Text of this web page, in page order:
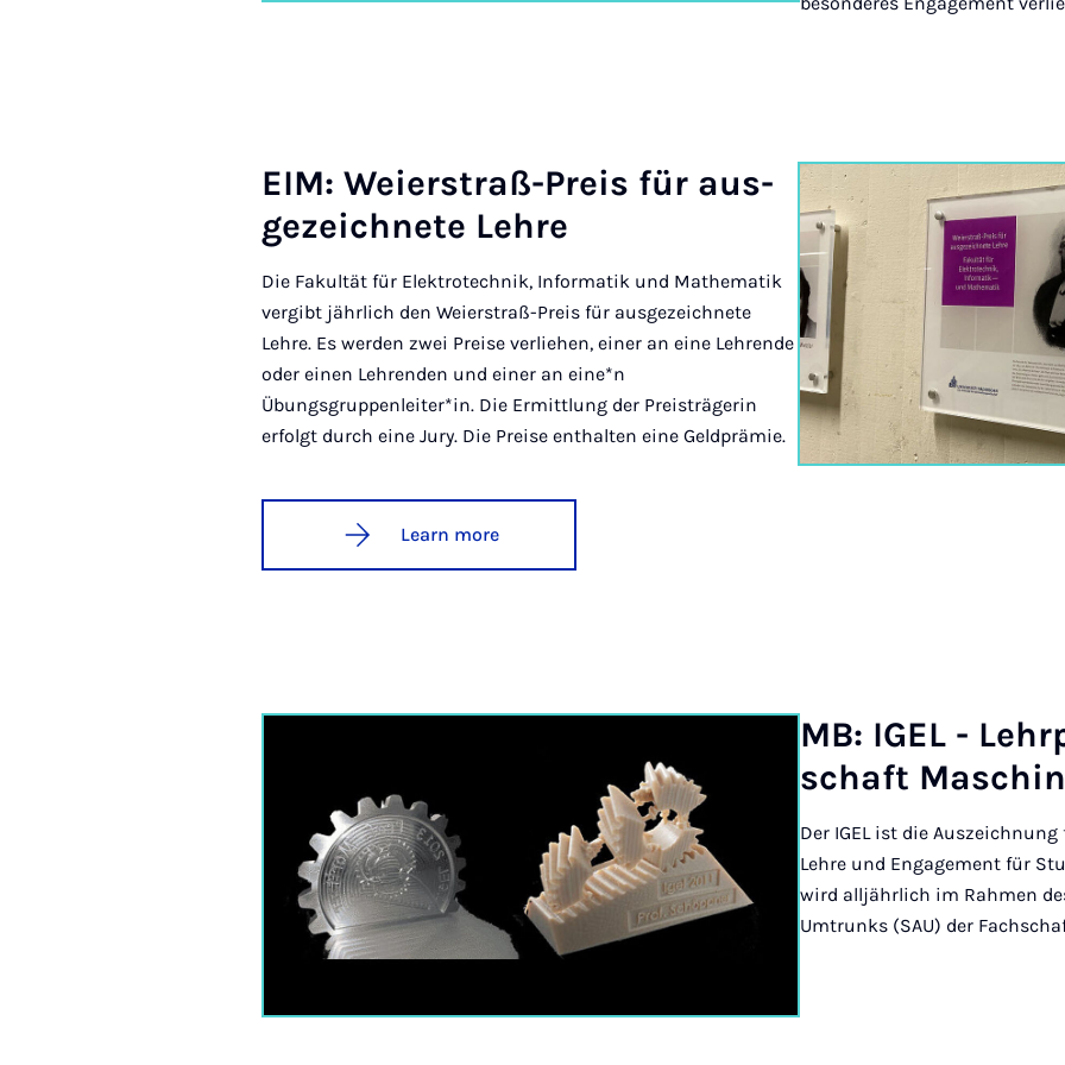
EIM: Wei­er­straß-Pre­is für aus­
gezeich­nete Lehre
Die Fakultät für Elektrotechnik, Informatik und Mathematik
vergibt jährlich den Weierstraß-Preis für ausgezeichnete
Lehre. Es werden zwei Preise verliehen, einer an eine Lehrende
oder einen Lehrenden und einer an eine*n
Übungsgruppenleiter*in. Die Ermittlung der Preisträgerin
erfolgt durch eine Jury. Die Preise enthalten eine Geldprämie.
Learn more
MB: IG­EL -
schaft
Der IGEL ist die
Lehre und Engagement für
wird alljährlich im Rahmen
Umtrunks (SAU) der